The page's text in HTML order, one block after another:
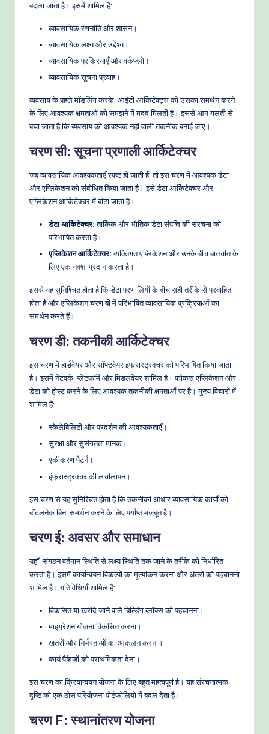
बदला जाता है। इसमें शामिल है:
व्यावसायिक रणनीति और शासन।
व्यावसायिक लक्ष्य और उद्देश्य।
व्यावसायिक प्रक्रियाएँ और वर्कफ्लो।
व्यावसायिक सूचना प्रवाह।
व्यवसाय के पहले मॉडलिंग करके, आईटी आर्किटेक्ट्स को उसका समर्थन करने
के लिए आवश्यक क्षमताओं को समझने में मदद मिलती है। इससे आम गलती से
बचा जाता है कि व्यवसाय को आवश्यक नहीं वाली तकनीक बनाई जाए।
चरण सी: सूचना प्रणाली आर्किटेक्चर
जब व्यावसायिक आवश्यकताएँ स्पष्ट हो जाती हैं, तो इस चरण में आवश्यक डेटा
और एप्लिकेशन को संबोधित किया जाता है। इसे डेटा आर्किटेक्चर और
एप्लिकेशन आर्किटेक्चर में बांटा जाता है।
डेटा आर्किटेक्चर:तार्किक और भौतिक डेटा संपत्ति की संरचना को
परिभाषित करता है।
एप्लिकेशन आर्किटेक्चर:व्यक्तिगत एप्लिकेशन और उनके बीच बातचीत के
लिए एक नक्शा प्रदान करता है।
इससे यह सुनिश्चित होता है कि डेटा प्रणालियों के बीच सही तरीके से प्रवाहित
होता है और एप्लिकेशन चरण बी में परिभाषित व्यावसायिक प्रक्रियाओं का
समर्थन करते हैं।
चरण डी: तकनीकी आर्किटेक्चर
इस चरण में हार्डवेयर और सॉफ्टवेयर इंफ्रास्ट्रक्चर को परिभाषित किया जाता
है। इसमें नेटवर्क, प्लेटफॉर्म और मिडलवेयर शामिल है। फोकस एप्लिकेशन और
डेटा को होस्ट करने के लिए आवश्यक तकनीकी क्षमताओं पर है। मुख्य विचारों में
शामिल हैं:
स्केलेबिलिटी और प्रदर्शन की आवश्यकताएँ।
सुरक्षा और सुसंगतता मानक।
एकीकरण पैटर्न।
इंफ्रास्ट्रक्चर की लचीलापन।
इस चरण से यह सुनिश्चित होता है कि तकनीकी आधार व्यावसायिक कार्यों को
बॉटलनेक बिना समर्थन करने के लिए पर्याप्त मजबूत है।
चरण ई: अवसर और समाधान
यहाँ, संगठन वर्तमान स्थिति से लक्ष्य स्थिति तक जाने के तरीके को निर्धारित
करता है। इसमें कार्यान्वयन विकल्पों का मूल्यांकन करना और अंतरों को पहचानना
शामिल है। गतिविधियाँ शामिल हैं:
विकसित या खरीदे जाने वाले बिल्डिंग ब्लॉक्स को पहचानना।
माइग्रेशन योजना विकसित करना।
खतरों और निर्भरताओं का आकलन करना।
कार्य पैकेजों को प्राथमिकता देना।
इस चरण का क्रियान्वयन योजना के लिए बहुत महत्वपूर्ण है। यह संरचनात्मक
दृष्टि को एक ठोस परियोजना पोर्टफोलियो में बदल देता है।
चरण F: स्थानांतरण योजना